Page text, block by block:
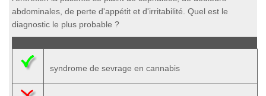
abdominales, de perte d'appétit et d'irritabilité. Quel est le
diagnostic le plus probable ?
syndrome de sevrage en cannabis